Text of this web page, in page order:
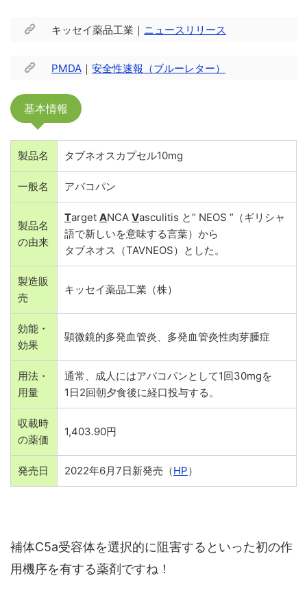
キッセイ薬品工業｜ ニュースリリース
PMDA ｜ 安全性速報（ブルーレター）
基本情報
製品名 タブネオスカプセル10mg
一般名 アバコパン
製品名
の由来
Target ANCA Vasculitis と” NEOS ”（ギリシャ
語で新しいを意味する言葉）から
タブネオス（TAVNEOS）とした。
製造販
売
キッセイ薬品工業（株）
効能・
効果
顕微鏡的多発血管炎、多発血管炎性肉芽腫症
用法・
用量
通常、成人にはアバコパンとして1回30mgを
1日2回朝夕食後に経口投与する。
収載時
の薬価
1,403.90円
発売日 2022年6月7日新発売（HP）
補体C5a受容体を選択的に阻害するといった初の作
用機序を有する薬剤ですね！